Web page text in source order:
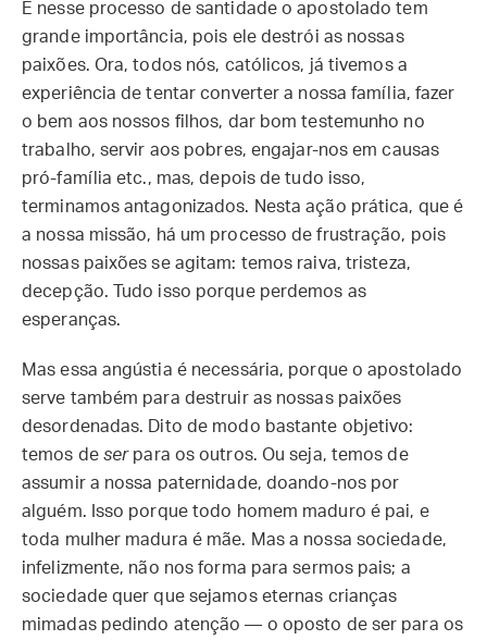
E nesse processo de santidade o apostolado tem
grande importância, pois ele destrói as nossas
paixões. Ora, todos nós, católicos, já tivemos a
experiência de tentar converter a nossa família, fazer
o bem aos nossos filhos, dar bom testemunho no
trabalho, servir aos pobres, engajar-nos em causas
pró-família etc., mas, depois de tudo isso,
terminamos antagonizados. Nesta ação prática, que é
a nossa missão, há um processo de frustração, pois
nossas paixões se agitam: temos raiva, tristeza,
decepção. Tudo isso porque perdemos as
esperanças.
Mas essa angústia é necessária, porque o apostolado
serve também para destruir as nossas paixões
desordenadas. Dito de modo bastante objetivo:
temos de serpara os outros. Ou seja, temos de
assumir a nossa paternidade, doando-nos por
alguém. Isso porque todo homem maduro é pai, e
toda mulher madura é mãe. Mas a nossa sociedade,
infelizmente, não nos forma para sermos pais; a
sociedade quer que sejamos eternas crianças
mimadas pedindo atenção — o oposto de ser para os